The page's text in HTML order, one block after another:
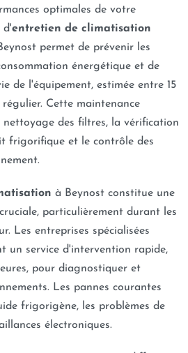
optimales de votre
d'entretien de climatisation
permet de prévenir les
énergétique et de
de l'équipement, estimée entre 15
Cette maintenance
nettoyage des filtres, la vérification
frigorifique et le contrôle des
à Beynost constitue une
particulièrement durant les
Les entreprises spécialisées
un service d'intervention rapide,
pour diagnostiquer et
Les pannes courantes
frigorigène, les problèmes de
électroniques.